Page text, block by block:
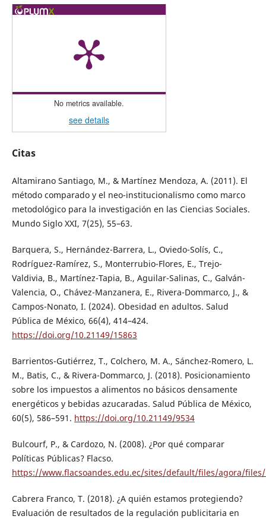
No metrics available.
see details
Citas
Altamirano Santiago, M., & Martínez Mendoza, A. (2011). El
método comparado y el neo-institucionalismo como marco
metodológico para la investigación en las Ciencias Sociales.
Mundo Siglo XXI, 7(25), 55–63.
Barquera, S., Hernández-Barrera, L., Oviedo-Solís, C.,
Rodríguez-Ramírez, S., Monterrubio-Flores, E., Trejo-
Valdivia, B., Martínez-Tapia, B., Aguilar-Salinas, C., Galván-
Valencia, O., Chávez-Manzanera, E., Rivera-Dommarco, J., &
Campos-Nonato, I. (2024). Obesidad en adultos. Salud
Pública de México, 66(4), 414–424.
https://doi.org/10.21149/15863
Barrientos-Gutiérrez, T., Colchero, M. A., Sánchez-Romero, L.
M., Batis, C., & Rivera-Dommarco, J. (2018). Posicionamiento
sobre los impuestos a alimentos no básicos densamente
energéticos y bebidas azucaradas. Salud Pública de México,
60(5), 586–591. https://doi.org/10.21149/9534
Bulcourf, P., & Cardozo, N. (2008). ¿Por qué comparar
Políticas Públicas? Flacso.
https://www.flacsoandes.edu.ec/sites/default/files/agora/files/
Cabrera Franco, T. (2018). ¿A quién estamos protegiendo?
Evaluación de resultados de la regulación publicitaria en